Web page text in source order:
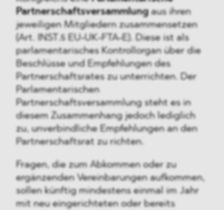
Partnerschaftsversammlungaus ihren
jeweiligen Mitgliedern zusammensetzen
(Art. INST.5 EU-UK-FTA-E). Diese ist als
parlamentarisches Kontrollorgan über die
Beschlüsse und Empfehlungen des
Partnerschaftsrates zu unterrichten. Der
Parlamentarischen
Partnerschaftsversammlung steht es in
diesem Zusammenhang jedoch lediglich
zu, unverbindliche Empfehlungen an den
Partnerschaftsrat zu richten.
Fragen, die zum Abkommen oder zu
ergänzenden Vereinbarungen aufkommen,
sollen künftig mindestens einmal im Jahr
mit neu eingerichteten oder bereits